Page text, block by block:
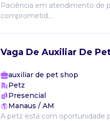
Paciência em atendimento de
comprometid...
Vaga De Auxiliar De
auxiliar de pet shop
Petz
Presencial
Manaus / AM
A petz está com oportunidade